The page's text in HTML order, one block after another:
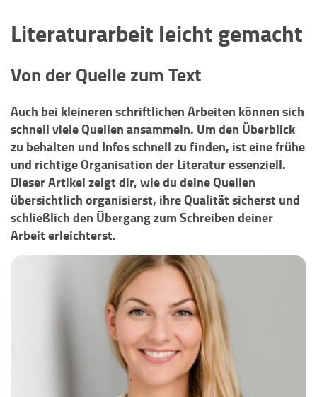
Literaturarbeit leicht gemacht
Von der Quelle zum Text
Auch bei kleineren schriftlichen Arbeiten können sich
schnell viele Quellen ansammeln. Um den Überblick
zu behalten und Infos schnell zu finden, ist eine frühe
und richtige Organisation der Literatur essenziell.
Dieser Artikel zeigt dir, wie du deine Quellen
übersichtlich organisierst, ihre Qualität sicherst und
schließlich den Übergang zum Schreiben deiner
Arbeit erleichterst.